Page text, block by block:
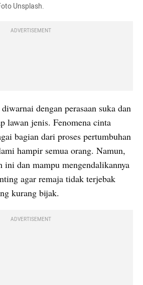
Unsplash.
ADVERTISEMENT
dengan perasaan suka dan
lawan jenis. Fenomena cinta
bagian dari proses pertumbuhan
hampir semua orang. Namun,
ini dan mampu mengendalikannya
agar remaja tidak terjebak
kurang bijak.
ADVERTISEMENT